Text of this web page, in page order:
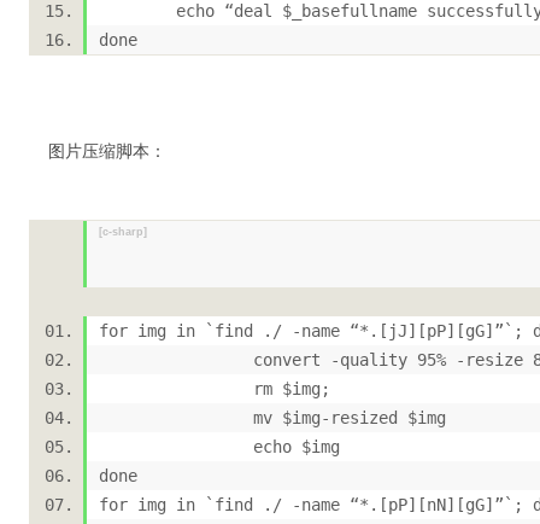
echo “deal $_basefullname
done
图片压缩脚本：
[c-sharp]
for img in `find ./ -name
convert -quality 95% -resize
rm $img;
mv $img-resized $img
echo $img
done
for img in `find ./ -name